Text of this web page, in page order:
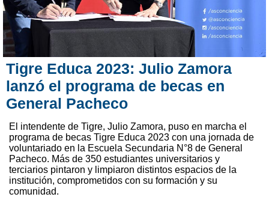
Tigre Educa 2023: Julio Zamora
lanzó el programa de becas en
General Pacheco
El intendente de Tigre, Julio Zamora, puso en marcha el
programa de becas Tigre Educa 2023 con una jornada de
voluntariado en la Escuela Secundaria N°8 de General
Pacheco. Más de 350 estudiantes universitarios y
terciarios pintaron y limpiaron distintos espacios de la
institución, comprometidos con su formación y su
comunidad.